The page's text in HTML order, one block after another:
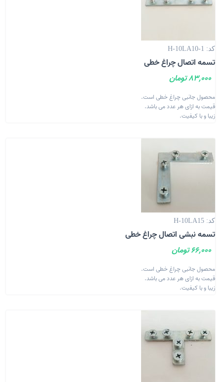
کد: H-10LA10-1
تسمه اتصال چراغ خطی
83,000 تومان
محصول جانبی چراغ خطی است.
قیمت به ازای هر عدد می باشد.
زیبا و با کیفیت.
کد: H-10LA15
تسمه نبشی اتصال چراغ خطی
66,000 تومان
محصول جانبی چراغ خطی است.
قیمت به ازای هر عدد می باشد.
زیبا و با کیفیت.